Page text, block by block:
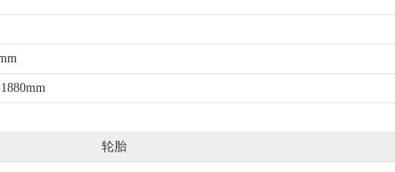
轮胎